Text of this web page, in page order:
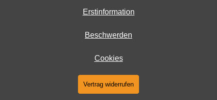
Erstinformation
Beschwerden
Cookies
Vertrag widerrufen